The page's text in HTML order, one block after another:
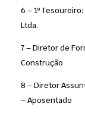
6 – 1º
7 – Diretor de
8 – Diretor
–